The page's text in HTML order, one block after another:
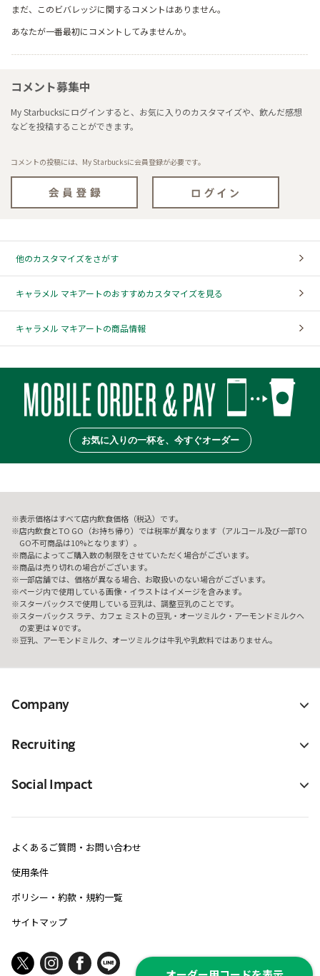
まだ、このビバレッジに関するコメントはありません。
あなたが一番最初にコメントしてみませんか。
コメント募集中
My Starbucksにログインすると、お気に入りのカスタマイズや、飲んだ感想
などを投稿することができます。
コメントの投稿には、My Starbucksに会員登録が必要です。
他のカスタマイズをさがす
キャラメル マキアートのおすすめカスタマイズを見る
キャラメル マキアートの商品情報
お気に入りの一杯を、今すぐオーダー
表示価格はすべて店内飲食価格（税込）です。
店内飲食とTO GO（お持ち帰り）では税率が異なります（アルコール及び一部TO
GO不可商品は10%となります）。
商品によってご購入数の制限をさせていただく場合がございます。
商品は売り切れの場合がございます。
一部店舗では、価格が異なる場合、お取扱いのない場合がございます。
ページ内で使用している画像・イラストはイメージを含みます。
スターバックスで使用している豆乳は、調整豆乳のことです。
スターバックス ラテ、カフェ ミストの豆乳・オーツミルク・アーモンドミルクへ
の変更は￥0です。
豆乳、アーモンドミルク、オーツミルクは牛乳や乳飲料ではありません。
Company
Recruiting
Social Impact
よくあるご質問・お問い合わせ
使用条件
ポリシー・約款・規約一覧
サイトマップ